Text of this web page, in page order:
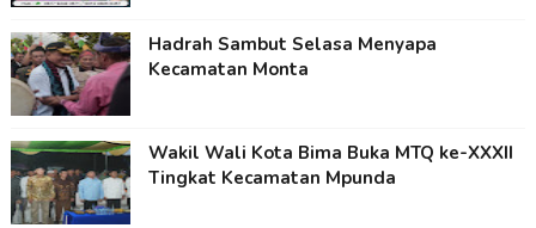
Hadrah Sambut Selasa Menyapa
Kecamatan Monta
Wakil Wali Kota Bima Buka MTQ ke-XXXII
Tingkat Kecamatan Mpunda